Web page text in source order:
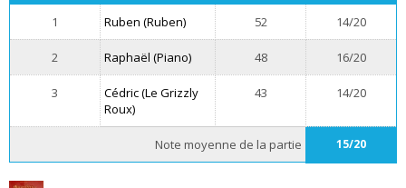
1 Ruben (Ruben) 52 14/20
2 Raphaël (Piano) 48 16/20
3
Cédric (Le Grizzly
Roux)
43 14/20
Note moyenne de la partie 15/20